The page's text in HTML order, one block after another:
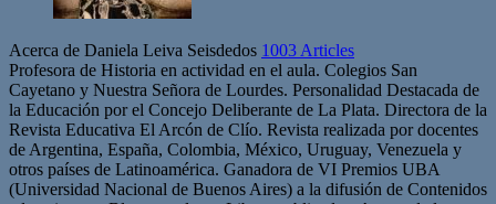
Acerca de Daniela Leiva Seisdedos 1003 Articles
Profesora de Historia en actividad en el aula. Colegios San
Cayetano y Nuestra Señora de Lourdes. Personalidad Destacada de
la Educación por el Concejo Deliberante de La Plata. Directora de la
Revista Educativa El Arcón de Clío. Revista realizada por docentes
de Argentina, España, Colombia, México, Uruguay, Venezuela y
otros países de Latinoamérica. Ganadora de VI Premios UBA
(Universidad Nacional de Buenos Aires) a la difusión de Contenidos